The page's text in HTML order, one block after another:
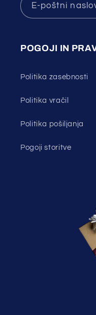
E-poštni
POGOJI IN
Politika zasebnosti
Politika vračil
Politika pošiljanja
Pogoji storitve